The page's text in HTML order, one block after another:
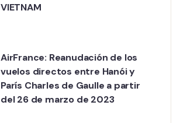
VIETNAM
AirFrance: Reanudación de los
vuelos directos entre Hanói y
París Charles de Gaulle a partir
del 26 de marzo de 2023